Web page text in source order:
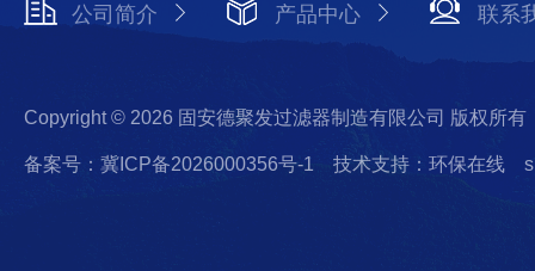
公司简介 产品中心 联系
Copyright © 2026 固安德聚发过滤器制造有限公司 版权所有
备案号：冀ICP备2026000356号-1 技术支持：环保在线